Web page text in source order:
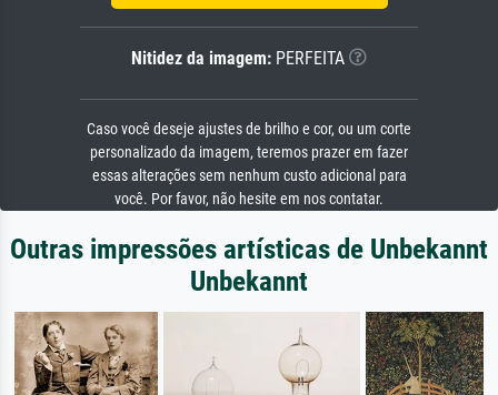
Nitidez da imagem: PERFEITA
Caso você deseje ajustes de brilho e cor, ou um corte
personalizado da imagem, teremos prazer em fazer
essas alterações sem nenhum custo adicional para
você. Por favor, não hesite em nos contatar.
Outras impressões artísticas de Unbekannt
Unbekannt